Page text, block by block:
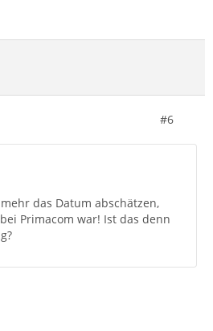
#6
das Datum abschätzen,
Primacom war! Ist das denn